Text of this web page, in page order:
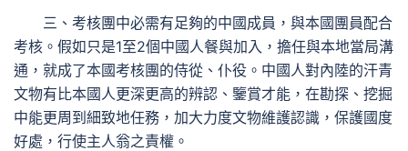
三、考核團中必需有足夠的中國成員，與本國團員配合
考核。假如只是1至2個中國人餐與加入，擔任與本地當局溝
通，就成了本國考核團的侍從、仆役。中國人對內陸的汗青
文物有比本國人更深更高的辨認、鑒賞才能，在勘探、挖掘
中能更周到細致地任務，加大力度文物維護認識，保護國度
好處，行使主人翁之責權。